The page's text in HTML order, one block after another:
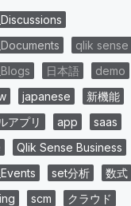
qlik sense
日本語
demo
japanese
新機能
アプリ
app
saas
Qlik Sense Business
set分析
数式
scm クラウド